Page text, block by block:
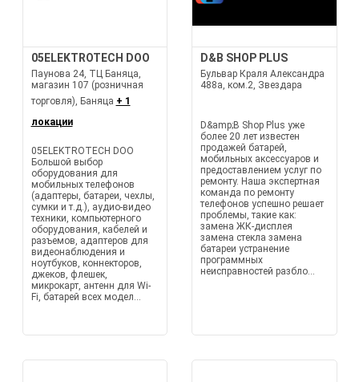
05ELEKTROTECH DOO
Паунова 24, ТЦ Баняца,
магазин 107 (розничная
торговля), Баняца + 1
локации
05ELEKTROTECH DOO
Большой выбор
оборудования для
мобильных телефонов
(адаптеры, батареи, чехлы,
сумки и т.д.), аудио-видео
техники, компьютерного
оборудования, кабелей и
разъемов, адаптеров для
видеонаблюдения и
ноутбуков, коннекторов,
джеков, флешек,
микрокарт, антенн для Wi-
Fi, батарей всех модел...
D&B SHOP PLUS
Бульвар Краля Александра
488а, ком.2, Звездара
D&amp;B Shop Plus уже
более 20 лет известен
продажей батарей,
мобильных аксессуаров и
предоставлением услуг по
ремонту. Наша экспертная
команда по ремонту
телефонов успешно решает
проблемы, такие как:
замена ЖК-дисплея
замена стекла замена
батареи устранение
программных
неисправностей разбло...